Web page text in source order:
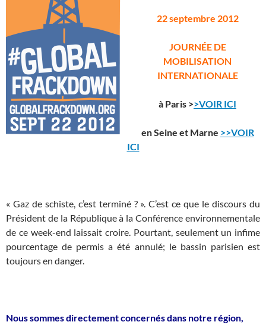
22 septembre 2012
JOURNÉE DE
MOBILISATION
INTERNATIONALE
à Paris >>VOIR ICI
en Seine et Marne >>VOIR
ICI
« Gaz de schiste, c’est terminé ? ». C’est ce que le discours du
Président de la République à la Conférence environnementale
de ce week-end laissait croire. Pourtant, seulement un infime
pourcentage de permis a été annulé; le bassin parisien est
toujours en danger.
Nous sommes directement concernés dans notre région,